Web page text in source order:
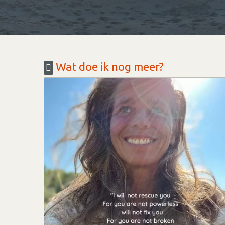
Wat doe ik nog meer?